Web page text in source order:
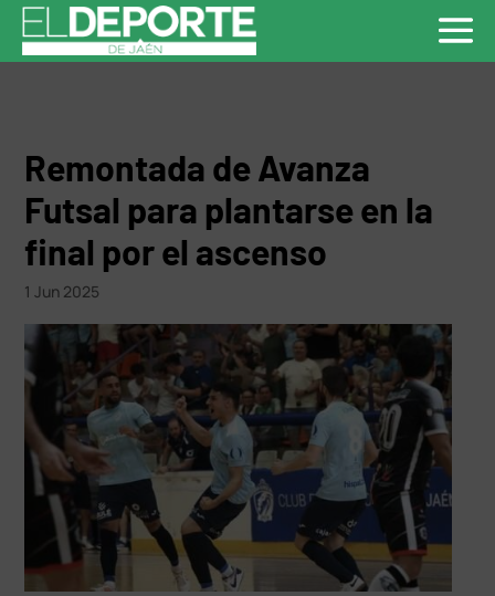
Remontada de Avanza
Futsal para plantarse en la
final por el ascenso
1 Jun 2025